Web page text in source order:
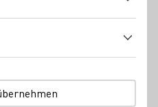
& Spirits Fair vom